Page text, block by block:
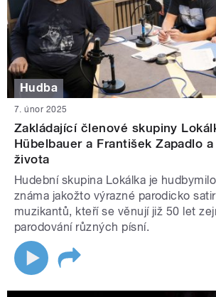
Hudba
7. únor 2025
Zakládající členové skupiny
Hübelbauer a František Zapadlo
života
Hudební skupina Lokálka je
známa jakožto výrazné parodicko
muzikantů, kteří se věnují již 50 let
parodování různých písní.